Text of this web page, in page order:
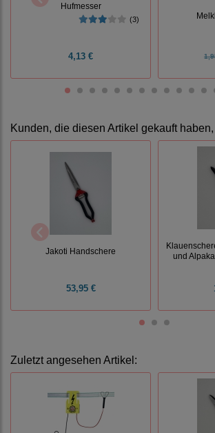
Hufmesser
(3)
4,13 €
Kunden, die diesen Artikel gekauft
Jakoti Handschere
53,95 €
und Alpaka
Zuletzt angesehen Artikel: